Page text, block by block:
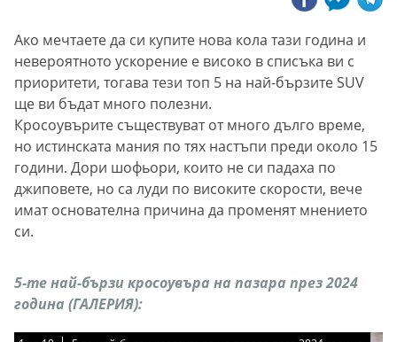
Ако мечтаете да си купите нова кола тази година и
невероятното ускорение е високо в списъка ви с
приоритети, тогава тези топ 5 на най-бързите SUV
ще ви бъдат много полезни.
Кросоувърите съществуват от много дълго време,
но истинската мания по тях настъпи преди около 15
години. Дори шофьори, които не си падаха по
джиповете, но са луди по високите скорости, вече
имат основателна причина да променят мнението
си.
5-те най-бързи кросоувъра на пазара през 2024
година (ГАЛЕРИЯ):